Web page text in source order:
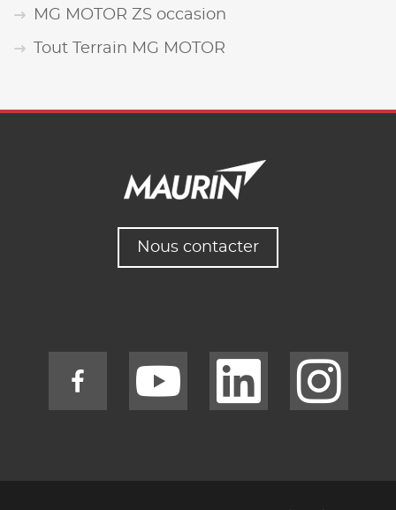
MG MOTOR ZS occasion
Tout Terrain MG MOTOR
Nous contacter